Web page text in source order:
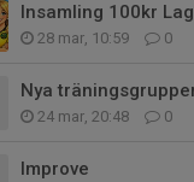
Insamling 100kr
28 mar, 10:59 0
Nya
24 mar, 20:48 0
Improve